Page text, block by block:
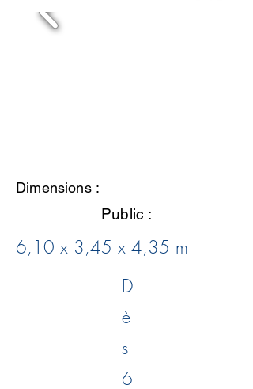
Dimensions :
Public :
6,10 x 3,45 x 4,35 m
D
è
s
6